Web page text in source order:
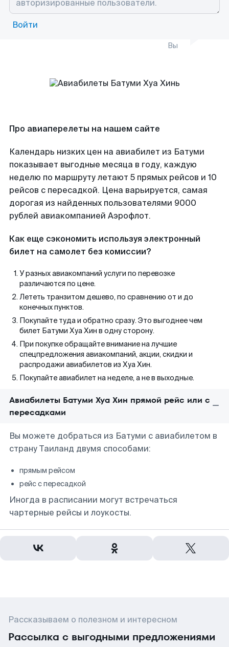
Войти
Вы
Про авиаперелеты на нашем сайте
Календарь низких цен на авиабилет из Батуми
показывает выгодные месяца в году, каждую
неделю по маршруту летают 5 прямых рейсов и 10
рейсов с пересадкой. Цена варьируется, самая
дорогая из найденных пользователями 9000
рублей авиакомпанией Аэрофлот.
Как еще сэкономить используя электронный
билет на самолет без комиссии?
У разных авиакомпаний услуги по перевозке
различаются по цене.
Лететь транзитом дешево, по сравнению от и до
конечных пунктов.
Покупайте туда и обратно сразу. Это выгоднее чем
билет Батуми Хуа Хин в одну сторону.
При покупке обращайте внимание на лучшие
спецпредложения авиакомпаний, акции, скидки и
распродажи авиабилетов из Хуа Хин.
Покупайте авиабилет на неделе, а не в выходные.
Авиабилеты Батуми Хуа Хин прямой рейс или с
пересадками
Вы можете добраться из Батуми с авиабилетом в
страну Таиланд двумя способами:
прямым рейсом
рейс с пересадкой
Иногда в расписании могут встречаться
чартерные рейсы и лоукосты.
Рассказываем о полезном и интересном
Рассылка с выгодными предложениями